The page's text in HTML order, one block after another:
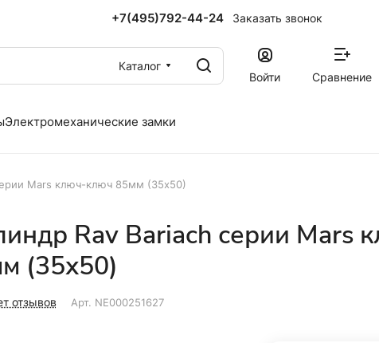
+7(495)792-44-24 Заказать звонок
Каталог
Войти
Сравнение
Электромеханические замки
Mars ключ-ключ 85мм (35х50)
Rav Bariach серии Mars
(35х50)
отзывов Арт. NE000251627